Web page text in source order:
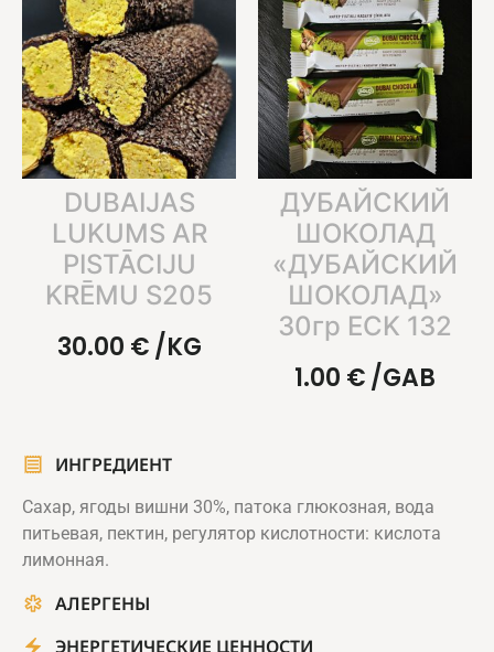
DUBAIJAS
LUKUMS AR
PISTĀCIJU
KRĒMU S205
30.00 €/KG
ДУБАЙСКИЙ
ШОКОЛАД
«ДУБАЙСКИЙ
ШОКОЛАД»
30гр ECK 132
1.00 €/GAB
ИНГРЕДИЕНТ
Сахар, ягоды вишни 30%, патока глюкозная, вода
питьевая, пектин, регулятор кислотности: кислота
лимонная.
АЛЕРГЕНЫ
ЭНЕРГЕТИЧЕСКИЕ ЦЕННОСТИ